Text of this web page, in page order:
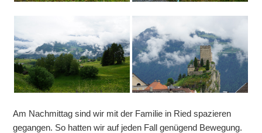
Am Nachmittag sind wir mit der Familie in Ried spazieren
gegangen. So hatten wir auf jeden Fall genügend Bewegung.